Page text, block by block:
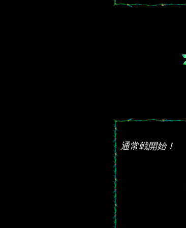
通常戦開始！